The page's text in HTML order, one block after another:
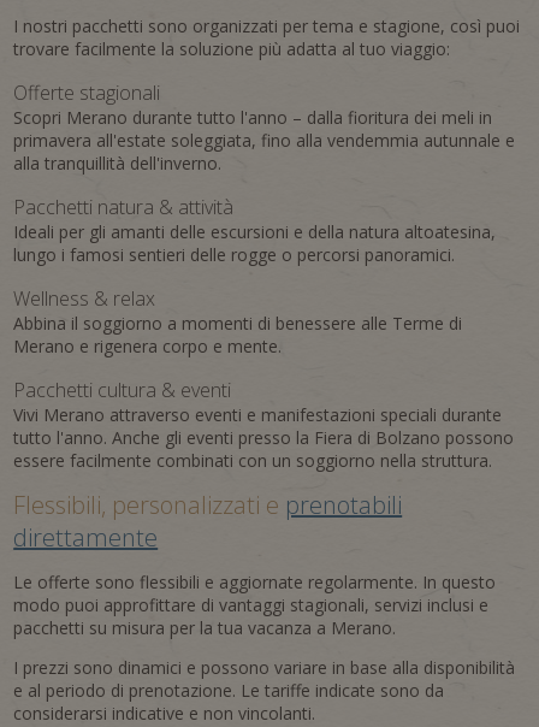
I nostri pacchetti sono organizzati per tema e stagione, così puoi
trovare facilmente la soluzione più adatta al tuo viaggio:
Offerte stagionali
Scopri Merano durante tutto l'anno – dalla fioritura dei meli in
primavera all'estate soleggiata, fino alla vendemmia autunnale e
alla tranquillità dell'inverno.
Pacchetti natura & attività
Ideali per gli amanti delle escursioni e della natura altoatesina,
lungo i famosi sentieri delle rogge o percorsi panoramici.
Wellness & relax
Abbina il soggiorno a momenti di benessere alle Terme di
Merano e rigenera corpo e mente.
Pacchetti cultura & eventi
Vivi Merano attraverso eventi e manifestazioni speciali durante
tutto l'anno. Anche gli eventi presso la Fiera di Bolzano possono
essere facilmente combinati con un soggiorno nella struttura.
Flessibili, personalizzati e prenotabili
direttamente
Le offerte sono flessibili e aggiornate regolarmente. In questo
modo puoi approfittare di vantaggi stagionali, servizi inclusi e
pacchetti su misura per la tua vacanza a Merano.
I prezzi sono dinamici e possono variare in base alla disponibilità
e al periodo di prenotazione. Le tariffe indicate sono da
considerarsi indicative e non vincolanti.